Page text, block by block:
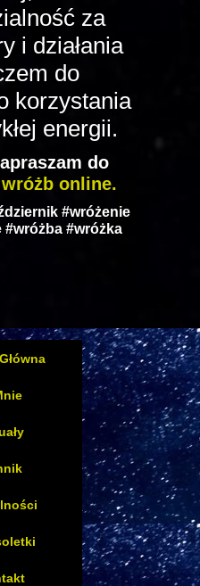
za
i działania
do
korzystania
energii.
do
wróżb online.
#wróżenie
#wróżka